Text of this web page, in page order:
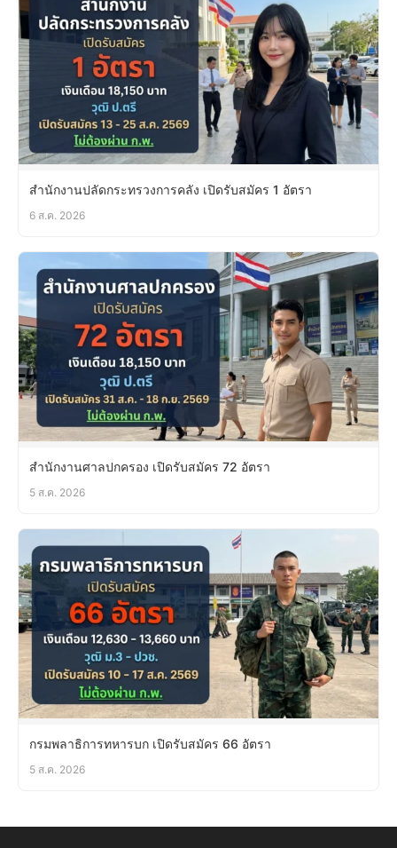
สำนักงานปลัดกระทรวงการคลัง เปิดรับสมัคร 1 อัตรา
6 ส.ค. 2026
สำนักงานศาลปกครอง เปิดรับสมัคร 72 อัตรา
5 ส.ค. 2026
กรมพลาธิการทหารบก เปิดรับสมัคร 66 อัตรา
5 ส.ค. 2026